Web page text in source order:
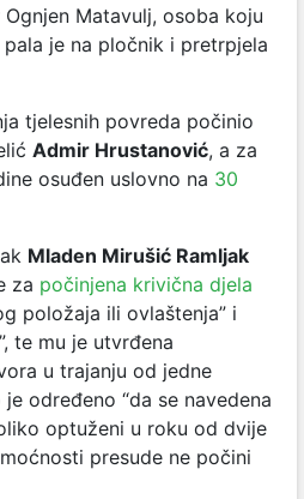
Matavulj, osoba koju
je na pločnik i pretrpjela
tjelesnih povreda počinio
Admir Hrustanović, a za
osuđen uslovno na 30
Mladen Mirušić Ramljak
za počinjena krivična djela
položaja ili ovlaštenja” i
te mu je utvrđena
u trajanju od jedne
određeno “da se navedena
optuženi u roku od dvije
presude ne počini